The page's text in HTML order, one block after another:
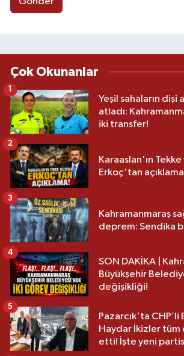
Çok Okunanlar
Yeşil sahaların dişi
atladı:
iki transfer!
1
Karaaslan'ın Tekke
Erkoç'tan
2
Kahramanmaraş
deprem: Sendika
3
SON DAKİKA |
Büyükşehir
değişikliği!
4
Pazarcık'ta CHP’li
Haydar İkizler tüm
etti! İşte yeni
5